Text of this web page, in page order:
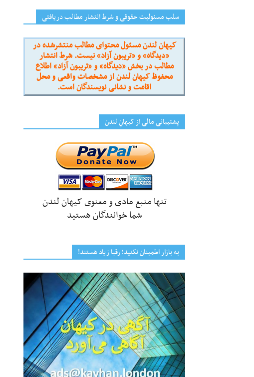
سلب مسئولیت حقوقی و شرط انتشار مطالب دریافتی
کیهان لندن مسئول محتوای مطالب منتشرشده در
«دیدگاه» و «تریبون آزاد» نیست. شرط انتشار
مطالب در بخش «دیدگاه» و «تریبون آزاد» اطلاع
محفوظ کیهان لندن از مشخصات واقعی و محل
اقامت و نشانی نویسندگان است.
پشتیبانی مالی از کیهانِ لندن
تنها منبع مادی و معنوی کیهان لندن
شما خوانندگان هستید
به بازار اطمینان نکنید؛ رقبا زیاد هستند!